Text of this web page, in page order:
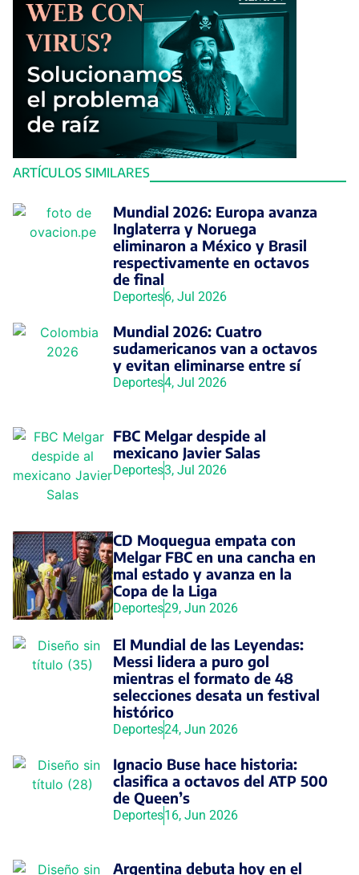
ARTÍCULOS SIMILARES
Mundial 2026: Europa avanza
Inglaterra y Noruega
eliminaron a México y Brasil
respectivamente en octavos
de final
Deportes6, Jul 2026
Mundial 2026: Cuatro
sudamericanos van a octavos
y evitan eliminarse entre sí
Deportes4, Jul 2026
FBC Melgar despide al
mexicano Javier Salas
Deportes3, Jul 2026
CD Moquegua empata con
Melgar FBC en una cancha en
mal estado y avanza en la
Copa de la Liga
Deportes29, Jun 2026
El Mundial de las Leyendas:
Messi lidera a puro gol
mientras el formato de 48
selecciones desata un festival
histórico
Deportes24, Jun 2026
Ignacio Buse hace historia:
clasifica a octavos del ATP 500
de Queen’s
Deportes16, Jun 2026
Argentina debuta hoy en el